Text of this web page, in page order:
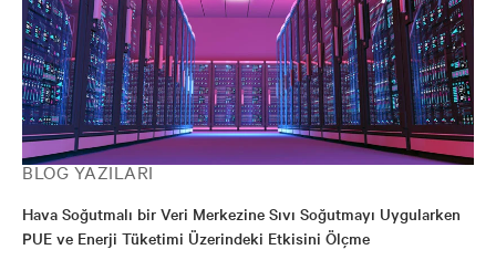
BLOG YAZILARI
Hava Soğutmalı bir Veri Merkezine Sıvı Soğutmayı Uygularken
PUE ve Enerji Tüketimi Üzerindeki Etkisini Ölçme